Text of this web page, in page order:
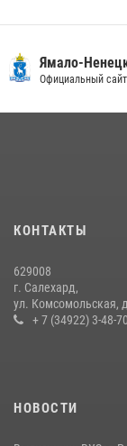
«Каникулы с
14 июля 2026, 06:53
Ямало-
Официальный
КОНТАКТЫ
629008
г. Салехард,
ул. Комсомольская,
+ 7 (34922) 3-48-70
НОВОСТИ